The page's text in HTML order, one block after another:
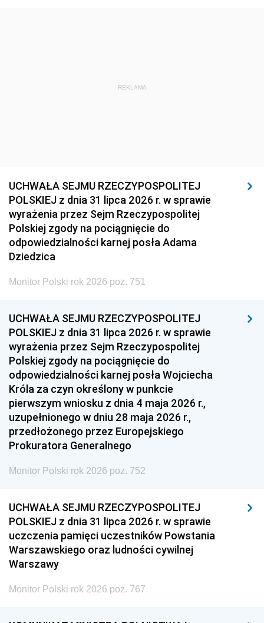
REKLAMA
UCHWAŁA SEJMU RZECZYPOSPOLITEJ
POLSKIEJ z dnia 31 lipca 2026 r. w sprawie
wyrażenia przez Sejm Rzeczypospolitej
Polskiej zgody na pociągnięcie do
odpowiedzialności karnej posła Adama
Dziedzica
Monitor Polski rok 2026 poz. 751
UCHWAŁA SEJMU RZECZYPOSPOLITEJ
POLSKIEJ z dnia 31 lipca 2026 r. w sprawie
wyrażenia przez Sejm Rzeczypospolitej
Polskiej zgody na pociągnięcie do
odpowiedzialności karnej posła Wojciecha
Króla za czyn określony w punkcie
pierwszym wniosku z dnia 4 maja 2026 r.,
uzupełnionego w dniu 28 maja 2026 r.,
przedłożonego przez Europejskiego
Prokuratora Generalnego
Monitor Polski rok 2026 poz. 752
UCHWAŁA SEJMU RZECZYPOSPOLITEJ
POLSKIEJ z dnia 31 lipca 2026 r. w sprawie
uczczenia pamięci uczestników Powstania
Warszawskiego oraz ludności cywilnej
Warszawy
Monitor Polski rok 2026 poz. 767